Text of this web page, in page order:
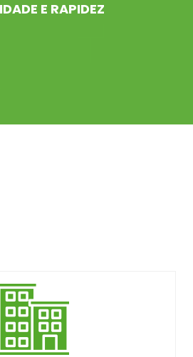
E RAPIDEZ